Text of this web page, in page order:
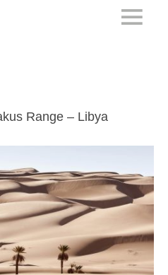
Range – Libya